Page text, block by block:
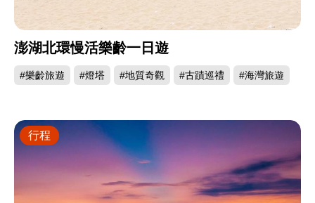
澎湖北環慢活樂齡一日遊
#樂齡旅遊 #燈塔 #地質奇觀 #古蹟巡禮 #海灣旅遊
行程